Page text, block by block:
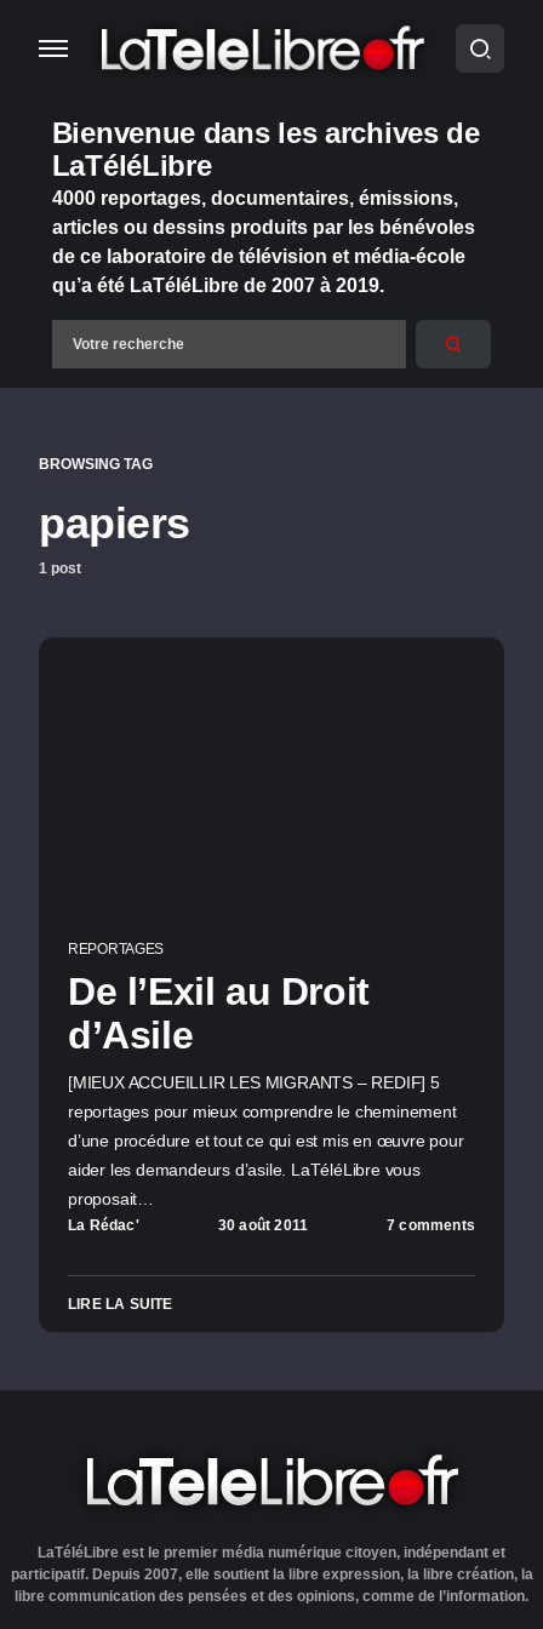
Bienvenue dans les archives de
LaTéléLibre
4000 reportages, documentaires, émissions,
articles ou dessins produits par les bénévoles
de ce laboratoire de télévision et média-école
qu’a été LaTéléLibre de 2007 à 2019.
BROWSING TAG
papiers
1 post
REPORTAGES
De l’Exil au Droit
d’Asile
[MIEUX ACCUEILLIR LES MIGRANTS – REDIF] 5
reportages pour mieux comprendre le cheminement
d’une procédure et tout ce qui est mis en œuvre pour
aider les demandeurs d’asile. LaTéléLibre vous
proposait…
La Rédac' 30 août 2011 7 comments
LIRE LA SUITE
LaTéléLibre est le premier média numérique citoyen, indépendant et
participatif. Depuis 2007, elle soutient la libre expression, la libre création, la
libre communication des pensées et des opinions, comme de l’information.